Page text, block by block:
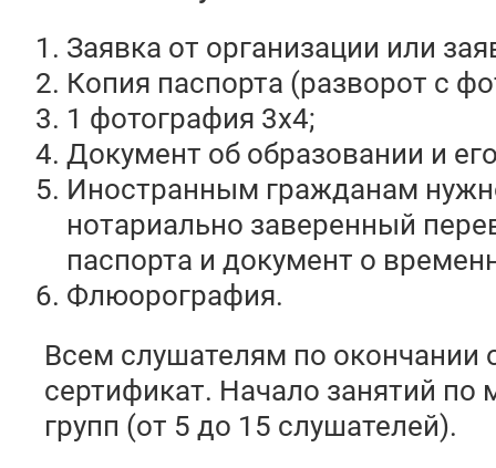
Заявка от организации или
Копия паспорта (разворот с
1 фотография 3х4;
Документ об образовании и
Иностранным гражданам
нотариально заверенный
паспорта и документ о
Флюорография.
Всем слушателям по окончании
сертификат. Начало занятий по
групп (от 5 до 15 слушателей).